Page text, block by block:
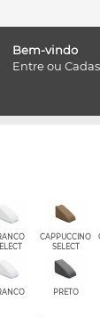
Bem-vindo
Entreou
CAPPUCCINO
SELECT
PRETO